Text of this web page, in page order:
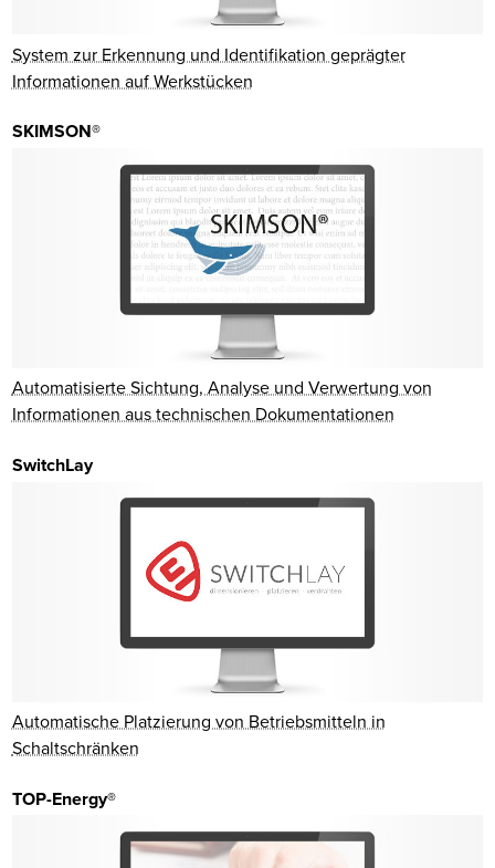
System zur Erkennung und Identifikation geprägter
Informationen auf Werkstücken
SKIMSON®
Automatisierte Sichtung, Analyse und Verwertung von
Informationen aus technischen Dokumentationen
SwitchLay
Automatische Platzierung von Betriebsmitteln in
Schaltschränken
TOP-Energy®